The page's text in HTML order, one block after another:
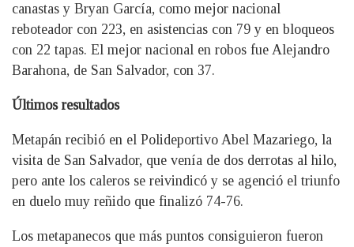
canastas y Bryan García, como mejor nacional
reboteador con 223, en asistencias con 79 y en bloqueos
con 22 tapas. El mejor nacional en robos fue Alejandro
Barahona, de San Salvador, con 37.
Últimos resultados
Metapán recibió en el Polideportivo Abel Mazariego, la
visita de San Salvador, que venía de dos derrotas al hilo,
pero ante los caleros se reivindicó y se agenció el triunfo
en duelo muy reñido que finalizó 74-76.
Los metapanecos que más puntos consiguieron fueron